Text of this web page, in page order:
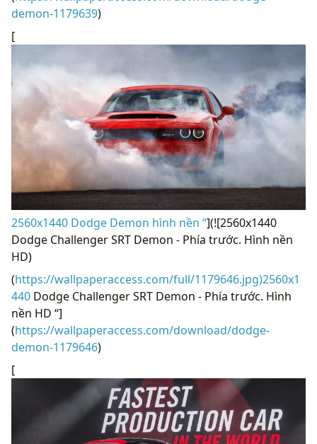
demon-1179639)
[
2560x1440 Dodge Demon hình nền “](![2560x1440
Dodge Challenger SRT Demon - Phía trước. Hình nền
HD)
(https://wallpaperaccess.com/full/1179646.jpg)2560x1
440 Dodge Challenger SRT Demon - Phía trước. Hình
nền HD “]
(https://wallpaperaccess.com/download/dodge-
demon-1179646)
[